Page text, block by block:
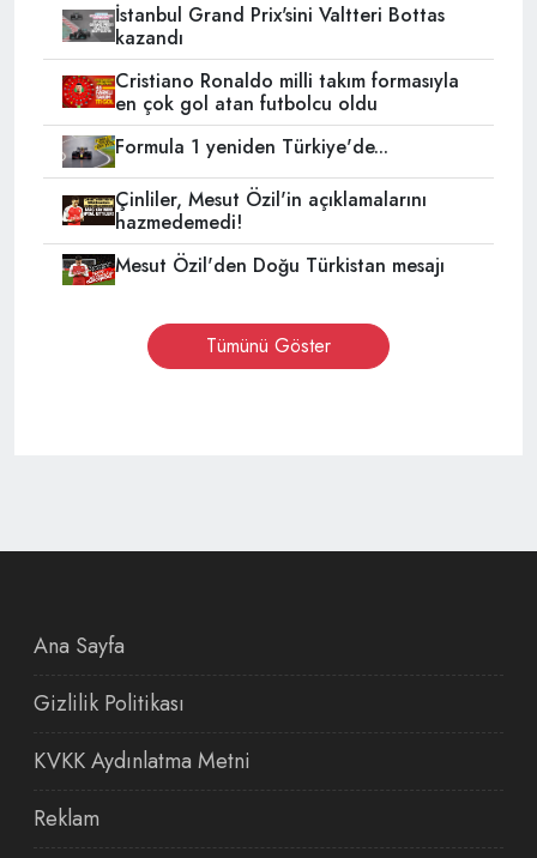
İstanbul Grand Prix'sini Valtteri Bottas
kazandı
Cristiano Ronaldo milli takım formasıyla
en çok gol atan futbolcu oldu
Formula 1 yeniden Türkiye'de...
Çinliler, Mesut Özil'in açıklamalarını
hazmedemedi!
Mesut Özil'den Doğu Türkistan mesajı
Tümünü Göster
Ana Sayfa
Gizlilik Politikası
KVKK Aydınlatma Metni
Reklam